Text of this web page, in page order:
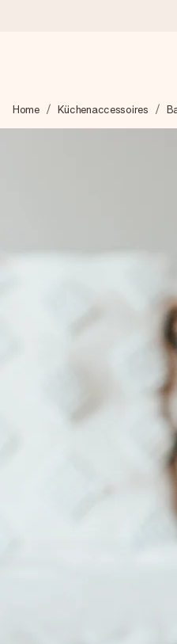
Wir bereiten dein Geschenk
4,7 (basierend auf
Unsere Geschenke
Mit Liebe gemacht,
Erstelle etwas
Home Küchenaccessoires